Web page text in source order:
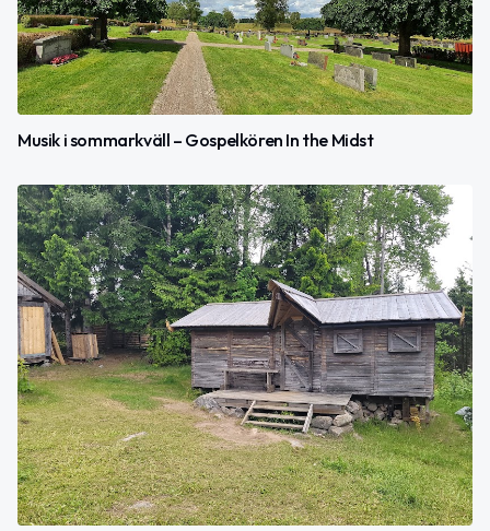
Musik i sommarkväll – Gospelkören In the Midst